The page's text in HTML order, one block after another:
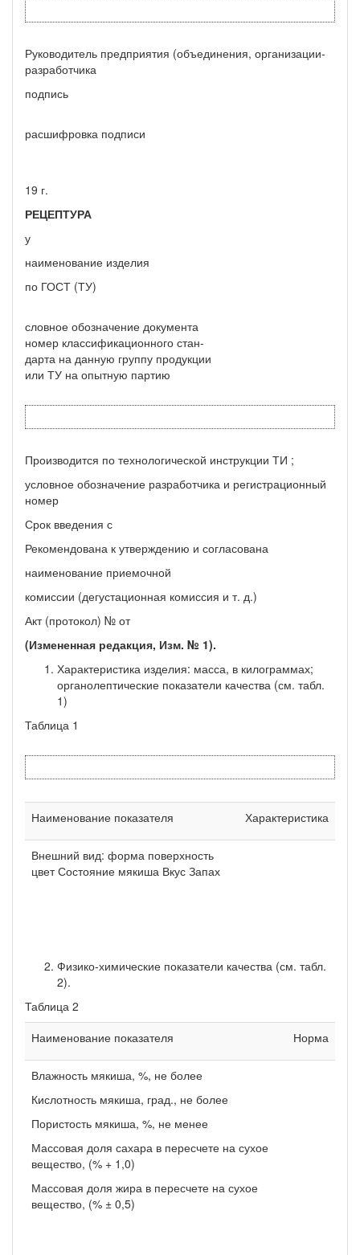
Руководитель предприятия (объединения, организации-
разра­ботчика
подпись
расшифровка подписи
19 г.
РЕЦЕПТУРА
у
наименование изделия
по ГОСТ (ТУ)
словное обозначение документа
номер классификационного стан-
дарта на данную группу продукции
или ТУ на опытную партию
Производится по технологической инструкции ТИ ;
условное обозначение разработчика и регистрационный
номер
Срок введения с
Рекомендована к утверждению и согласована
наименование приемочной
комиссии (дегустационная комиссия и т. д.)
Акт (протокол) № от
(Измененная редакция, Изм. № 1).
Характеристика изделия: масса, в килограммах;
органолептические показатели качества (см. табл.
1)
Таблица 1
Наименование показателя Характеристика
Внешний вид: форма поверхность
цвет Состояние мякиша Вкус Запах
Физико-химические показатели качества (см. табл.
2).
Таблица 2
Наименование показателя
Норма
Влажность мякиша, %, не более
Кислотность мякиша, град., не более
Пористость мякиша, %, не менее
Массовая доля сахара в пересчете на сухое
вещество, (% + 1,0)
Массовая доля жира в пересчете на сухое
вещество, (% ± 0,5)